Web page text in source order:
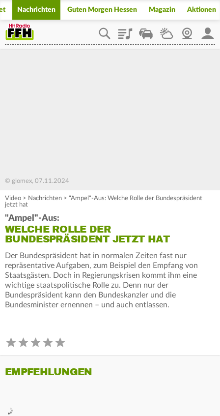
Nachrichten Guten Morgen Hessen Magazin Aktionen
PlaylistStaupilotWetterWebcam
© glomex, 07.11.2024
Video > Nachrichten > "Ampel"-Aus: Welche Rolle der Bundespräsident
jetzt hat
"Ampel"-Aus:
WELCHE ROLLE DER
BUNDESPRÄSIDENT JETZT HAT
Der Bundespräsident hat in normalen Zeiten fast nur
repräsentative Aufgaben, zum Beispiel den Empfang von
Staatsgästen. Doch in Regierungskrisen kommt ihm eine
wichtige staatspolitische Rolle zu. Denn nur der
Bundespräsident kann den Bundeskanzler und die
Bundesminister ernennen – und auch entlassen.
EMPFEHLUNGEN